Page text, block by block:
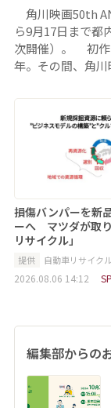
角川映画50th
ら9月17日まで都
次開催）。 初作
年。その間、角
損傷バンパーを新
ーへ マツダが取
リサイクル」
提供 自動車リサイク
2026.08.06 14:12
編集部からの